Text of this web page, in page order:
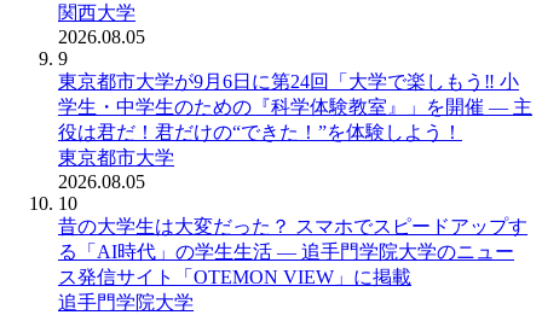
関西大学
2026.08.05
9
東京都市大学が9月6日に第24回「大学で楽しもう‼ 小
学生・中学生のための『科学体験教室』」を開催 ― 主
役は君だ！君だけの“できた！”を体験しよう！
東京都市大学
2026.08.05
10
昔の大学生は大変だった？ スマホでスピードアップす
る「AI時代」の学生生活 ― 追手門学院大学のニュー
ス発信サイト「OTEMON VIEW」に掲載
追手門学院大学